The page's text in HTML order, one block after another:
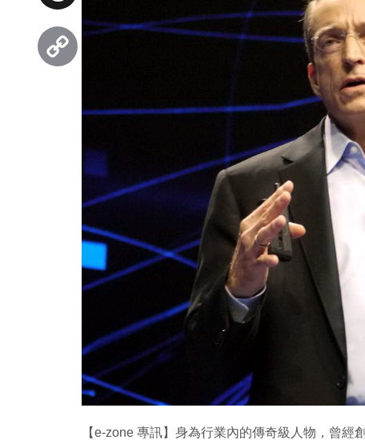
【e-zone 專訊】身為行業內的傳奇級人物，曾
Threads
Link